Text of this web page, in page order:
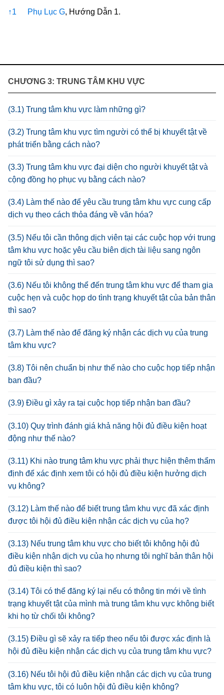
CHƯƠNG 3: TRUNG TÂM KHU VỰC
(3.1) Trung tâm khu vực làm những gì?
(3.2) Trung tâm khu vực tìm người có thể bị khuyết tật về
phát triển bằng cách nào?
(3.3) Trung tâm khu vực đại diện cho người khuyết tật và
cộng đồng họ phục vụ bằng cách nào?
(3.4) Làm thế nào để yêu cầu trung tâm khu vực cung cấp
dịch vụ theo cách thỏa đáng về văn hóa?
(3.5) Nếu tôi cần thông dịch viên tại các cuộc họp với trung
tâm khu vực hoặc yêu cầu biên dịch tài liệu sang ngôn
ngữ tôi sử dụng thì sao?
(3.6) Nếu tôi không thể đến trung tâm khu vực để tham gia
cuộc hẹn và cuộc họp do tình trạng khuyết tật của bản thân
thì sao?
(3.7) Làm thế nào để đăng ký nhận các dịch vụ của trung
tâm khu vực?
(3.8) Tôi nên chuẩn bị như thế nào cho cuộc họp tiếp nhận
ban đầu?
(3.9) Điều gì xảy ra tại cuộc họp tiếp nhận ban đầu?
(3.10) Quy trình đánh giá khả năng hội đủ điều kiện hoạt
động như thế nào?
(3.11) Khi nào trung tâm khu vực phải thực hiện thêm thẩm
định để xác định xem tôi có hội đủ điều kiện hưởng dịch
vụ không?
(3.12) Làm thế nào để biết trung tâm khu vực đã xác định
được tôi hội đủ điều kiện nhận các dịch vụ của họ?
(3.13) Nếu trung tâm khu vực cho biết tôi không hội đủ
điều kiện nhận dịch vụ của họ nhưng tôi nghĩ bản thân hội
đủ điều kiện thì sao?
(3.14) Tôi có thể đăng ký lại nếu có thông tin mới về tình
trạng khuyết tật của mình mà trung tâm khu vực không biết
khi họ từ chối tôi không?
(3.15) Điều gì sẽ xảy ra tiếp theo nếu tôi được xác định là
hội đủ điều kiện nhận các dịch vụ của trung tâm khu vực?
(3.16) Nếu tôi hội đủ điều kiện nhận các dịch vụ của trung
tâm khu vực, tôi có luôn hội đủ điều kiện không?
References
↑1 Phụ Lục G, Hướng Dẫn 1.